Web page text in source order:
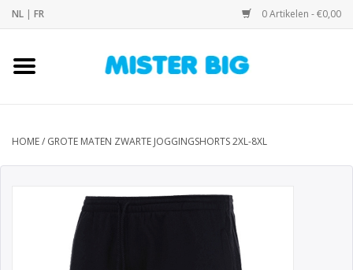
NL | FR 0 Artikelen - €0,00
Home
Onze Winkel
HOME/ GROTE MATEN ZWARTE JOGGINGSHORTS 2XL-8XL